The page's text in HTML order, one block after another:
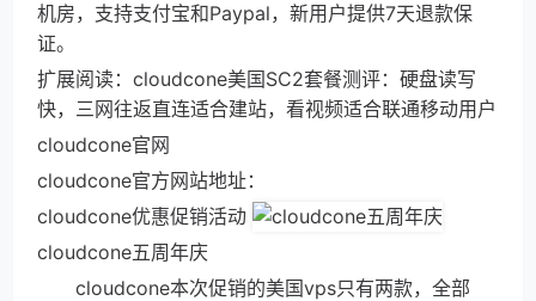
机房，支持支付宝和Paypal，新用户提供7天退款保
证。
扩展阅读：cloudcone美国SC2套餐测评：硬盘读写
快，三网往返直连适合建站，看视频适合联通移动用户
cloudcone官网
cloudcone官方网站地址：
cloudcone优惠促销活动
cloudcone五周年庆
cloudcone本次促销的美国vps只有两款，全部